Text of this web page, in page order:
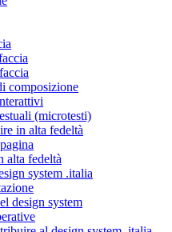
composizione
(microtesti)
in alta fedeltà
alta fedeltà
system .italia
design system